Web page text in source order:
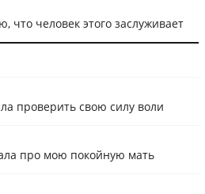
что человек этого заслуживает
проверить свою силу воли
про мою покойную мать